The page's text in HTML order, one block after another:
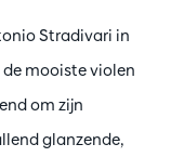
Stradivari in
mooiste violen
om zijn
glanzende,